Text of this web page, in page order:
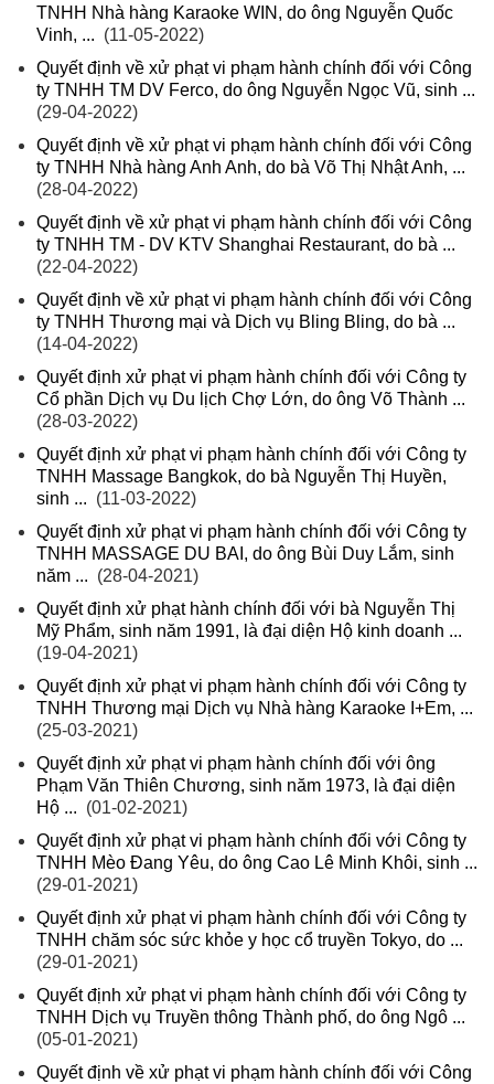
TNHH Nhà hàng Karaoke WIN, do ông Nguyễn Quốc
Vinh, ... (11-05-2022)
Quyết định về xử phạt vi phạm hành chính đối với Công
ty TNHH TM DV Ferco, do ông Nguyễn Ngọc Vũ, sinh ...
(29-04-2022)
Quyết định về xử phạt vi phạm hành chính đối với Công
ty TNHH Nhà hàng Anh Anh, do bà Võ Thị Nhật Anh, ...
(28-04-2022)
Quyết định về xử phạt vi phạm hành chính đối với Công
ty TNHH TM - DV KTV Shanghai Restaurant, do bà ...
(22-04-2022)
Quyết định về xử phạt vi phạm hành chính đối với Công
ty TNHH Thương mại và Dịch vụ Bling Bling, do bà ...
(14-04-2022)
Quyết định xử phạt vi phạm hành chính đối với Công ty
Cổ phần Dịch vụ Du lịch Chợ Lớn, do ông Võ Thành ...
(28-03-2022)
Quyết định xử phạt vi phạm hành chính đối với Công ty
TNHH Massage Bangkok, do bà Nguyễn Thị Huyền,
sinh ... (11-03-2022)
Quyết định xử phạt vi phạm hành chính đối với Công ty
TNHH MASSAGE DU BAI, do ông Bùi Duy Lắm, sinh
năm ... (28-04-2021)
Quyết định xử phạt hành chính đối với bà Nguyễn Thị
Mỹ Phẩm, sinh năm 1991, là đại diện Hộ kinh doanh ...
(19-04-2021)
Quyết định xử phạt vi phạm hành chính đối với Công ty
TNHH Thương mại Dịch vụ Nhà hàng Karaoke I+Em, ...
(25-03-2021)
Quyết định xử phạt vi phạm hành chính đối với ông
Phạm Văn Thiên Chương, sinh năm 1973, là đại diện
Hộ ... (01-02-2021)
Quyết định xử phạt vi phạm hành chính đối với Công ty
TNHH Mèo Đang Yêu, do ông Cao Lê Minh Khôi, sinh ...
(29-01-2021)
Quyết định xử phạt vi phạm hành chính đối với Công ty
TNHH chăm sóc sức khỏe y học cổ truyền Tokyo, do ...
(29-01-2021)
Quyết định xử phạt vi phạm hành chính đối với Công ty
TNHH Dịch vụ Truyền thông Thành phố, do ông Ngô ...
(05-01-2021)
Quyết định về xử phạt vi phạm hành chính đối với Công